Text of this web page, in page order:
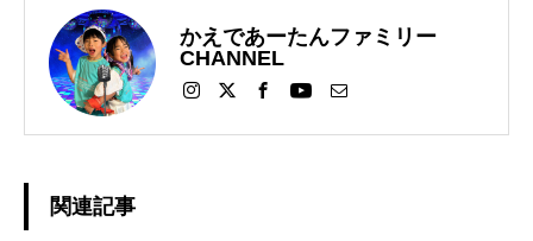
かえであーたんファミリー
CHANNEL
関連記事